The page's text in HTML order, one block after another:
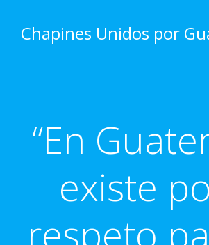
content
Chapines Unidos por
“En
existe
respeto